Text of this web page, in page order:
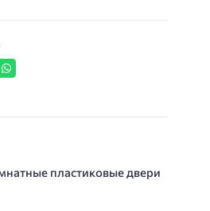
пластиковые двери